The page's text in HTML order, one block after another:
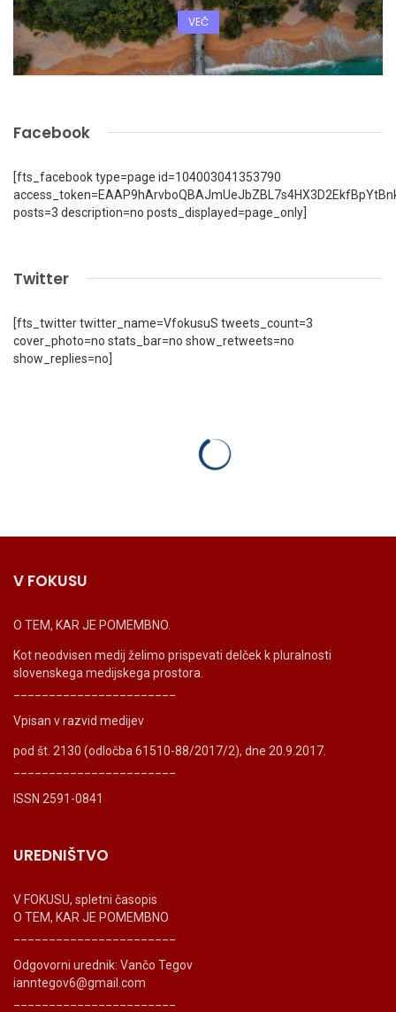
VEČ
Facebook
[fts_facebook type=page id=104003041353790
posts=3 description=no posts_displayed=page_only]
Twitter
[fts_twitter twitter_name=VfokusuS tweets_count=3
cover_photo=no stats_bar=no show_retweets=no
show_replies=no]
V FOKUSU
O TEM, KAR JE POMEMBNO.
Kot neodvisen medij želimo prispevati delček k pluralnosti
slovenskega medijskega prostora.
Vpisan v razvid medijev
pod št. 2130 (odločba 61510-88/2017/2), dne 20.9.2017.
ISSN 2591-0841
UREDNIŠTVO
V FOKUSU, spletni časopis
O TEM, KAR JE POMEMBNO
Odgovorni urednik: Vančo Tegov
ianntegov6@gmail.com